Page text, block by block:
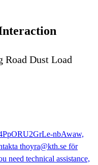
Road Dust Load
nbAwaw,
thoyra@kth.se för
need technical assistance,